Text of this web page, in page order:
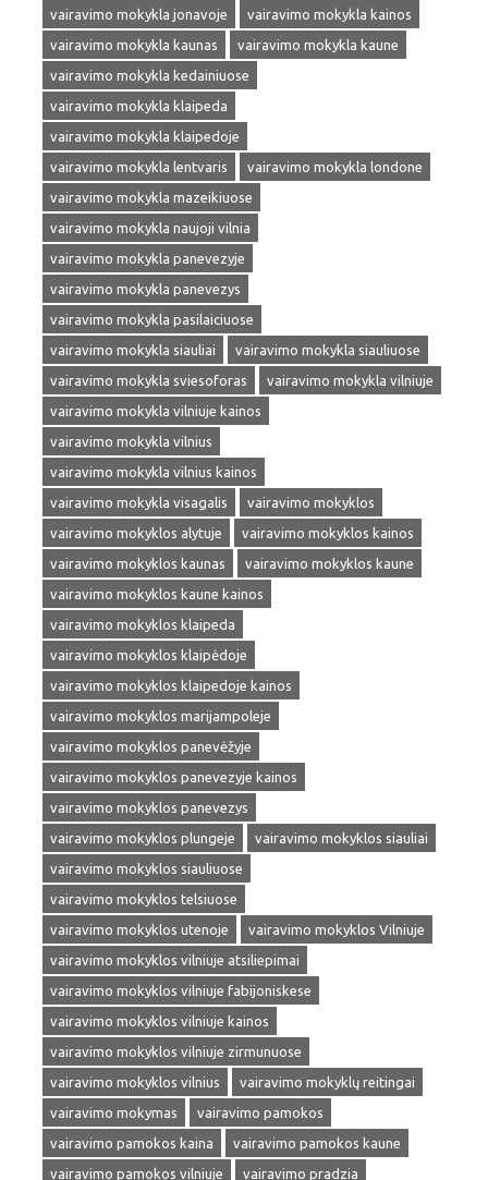
vairavimo mokykla jonavoje
vairavimo mokykla kainos
vairavimo mokykla kaunas
vairavimo mokykla kaune
vairavimo mokykla kedainiuose
vairavimo mokykla klaipeda
vairavimo mokykla klaipedoje
vairavimo mokykla lentvaris
vairavimo mokykla londone
vairavimo mokykla mazeikiuose
vairavimo mokykla naujoji vilnia
vairavimo mokykla panevezyje
vairavimo mokykla panevezys
vairavimo mokykla pasilaiciuose
vairavimo mokykla siauliai
vairavimo mokykla siauliuose
vairavimo mokykla sviesoforas
vairavimo mokykla vilniuje
vairavimo mokykla vilniuje kainos
vairavimo mokykla vilnius
vairavimo mokykla vilnius kainos
vairavimo mokykla visagalis
vairavimo mokyklos
vairavimo mokyklos alytuje
vairavimo mokyklos kainos
vairavimo mokyklos kaunas
vairavimo mokyklos kaune
vairavimo mokyklos kaune kainos
vairavimo mokyklos klaipeda
vairavimo mokyklos klaipėdoje
vairavimo mokyklos klaipedoje kainos
vairavimo mokyklos marijampoleje
vairavimo mokyklos panevėžyje
vairavimo mokyklos panevezyje kainos
vairavimo mokyklos panevezys
vairavimo mokyklos plungeje
vairavimo mokyklos siauliai
vairavimo mokyklos siauliuose
vairavimo mokyklos telsiuose
vairavimo mokyklos utenoje
vairavimo mokyklos Vilniuje
vairavimo mokyklos vilniuje atsiliepimai
vairavimo mokyklos vilniuje fabijoniskese
vairavimo mokyklos vilniuje kainos
vairavimo mokyklos vilniuje zirmunuose
vairavimo mokyklos vilnius
vairavimo mokyklų reitingai
vairavimo mokymas
vairavimo pamokos
vairavimo pamokos kaina
vairavimo pamokos kaune
vairavimo pamokos vilniuje
vairavimo pradzia